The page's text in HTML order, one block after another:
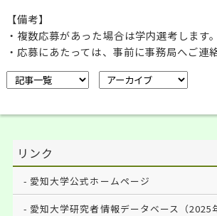
【備考】
・複数応募があった場合は学内選考します。
・応募にあたっては、事前に事務局へご連
リンク
愛知大学公式ホームページ
愛知大学研究者情報データベース（2025